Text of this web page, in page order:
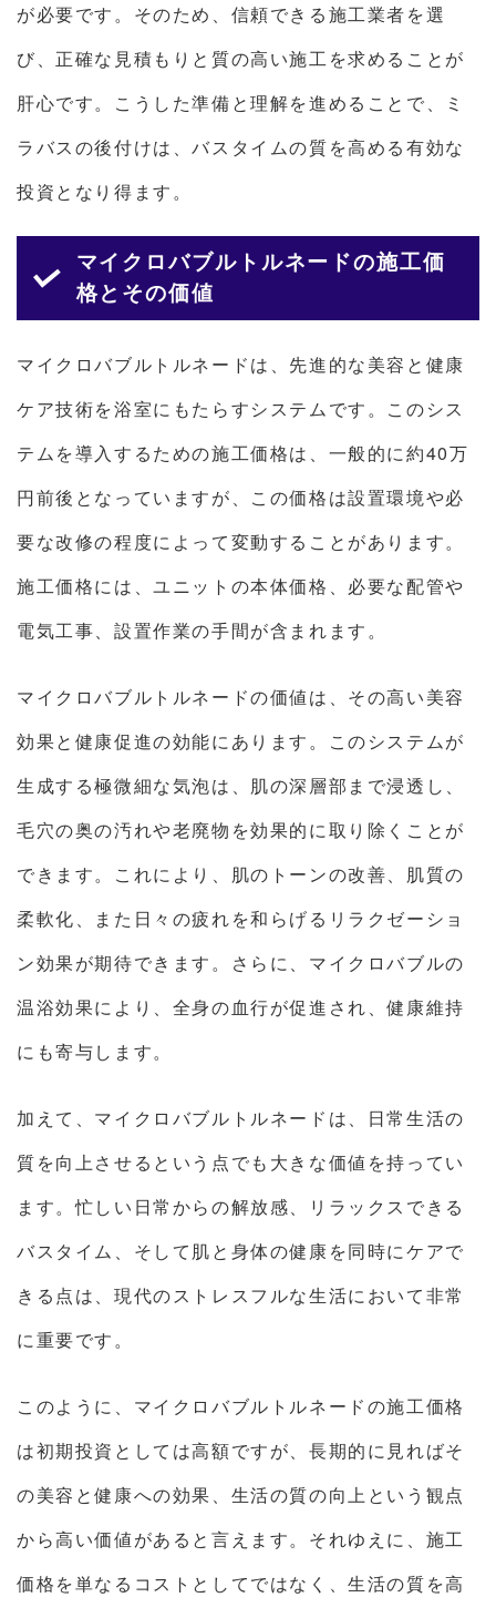
が必要です。そのため、信頼できる施工業者を選
び、正確な見積もりと質の高い施工を求めることが
肝心です。こうした準備と理解を進めることで、ミ
ラバスの後付けは、バスタイムの質を高める有効な
投資となり得ます。
マイクロバブルトルネードの施工価
格とその価値
マイクロバブルトルネードは、先進的な美容と健康
ケア技術を浴室にもたらすシステムです。このシス
テムを導入するための施工価格は、一般的に約40万
円前後となっていますが、この価格は設置環境や必
要な改修の程度によって変動することがあります。
施工価格には、ユニットの本体価格、必要な配管や
電気工事、設置作業の手間が含まれます。
マイクロバブルトルネードの価値は、その高い美容
効果と健康促進の効能にあります。このシステムが
生成する極微細な気泡は、肌の深層部まで浸透し、
毛穴の奥の汚れや老廃物を効果的に取り除くことが
できます。これにより、肌のトーンの改善、肌質の
柔軟化、また日々の疲れを和らげるリラクゼーショ
ン効果が期待できます。さらに、マイクロバブルの
温浴効果により、全身の血行が促進され、健康維持
にも寄与します。
加えて、マイクロバブルトルネードは、日常生活の
質を向上させるという点でも大きな価値を持ってい
ます。忙しい日常からの解放感、リラックスできる
バスタイム、そして肌と身体の健康を同時にケアで
きる点は、現代のストレスフルな生活において非常
に重要です。
このように、マイクロバブルトルネードの施工価格
は初期投資としては高額ですが、長期的に見ればそ
の美容と健康への効果、生活の質の向上という観点
から高い価値があると言えます。それゆえに、施工
価格を単なるコストとしてではなく、生活の質を高